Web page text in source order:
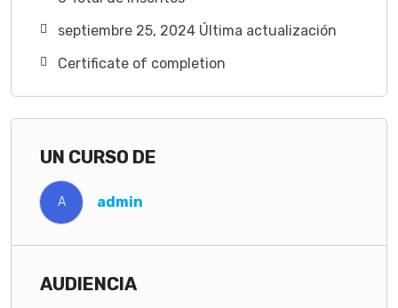
septiembre 25, 2024 Última actualización
Certificate of completion
UN CURSO DE
A admin
AUDIENCIA